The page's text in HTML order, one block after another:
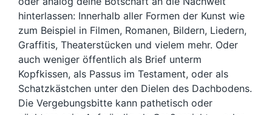
hinterlassen: Innerhalb aller Formen der Kunst wie
zum Beispiel in Filmen, Romanen, Bildern, Liedern,
Graffitis, Theaterstücken und vielem mehr. Oder
auch weniger öffentlich als Brief unterm
Kopfkissen, als Passus im Testament, oder als
Schatzkästchen unter den Dielen des Dachbodens.
Die Vergebungsbitte kann pathetisch oder